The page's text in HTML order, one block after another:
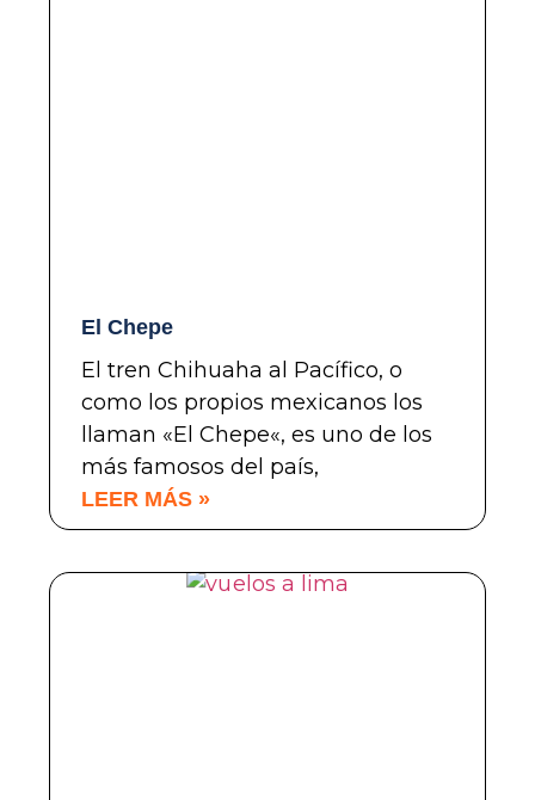
El Chepe
El tren Chihuaha al Pacífico, o
como los propios mexicanos los
llaman «El Chepe«, es uno de los
más famosos del país,
LEER MÁS »